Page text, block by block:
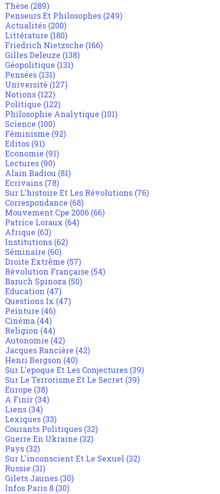
Thèse (289)
Penseurs Et Philosophes (249)
Actualités (200)
Littérature (180)
Friedrich Nietzsche (166)
Gilles Deleuze (138)
Géopolitique (131)
Pensées (131)
Université (127)
Notions (122)
Politique (122)
Philosophie Analytique (101)
Science (100)
Féminisme (92)
Editos (91)
Economie (91)
Lectures (90)
Alain Badiou (81)
Ecrivains (78)
Sur L'histoire Et Les Révolutions (76)
Correspondance (68)
Mouvement Cpe 2006 (66)
Patrice Loraux (64)
Afrique (63)
Institutions (62)
Séminaire (60)
Droite Extrême (57)
Révolution Française (54)
Baruch Spinoza (50)
Education (47)
Questions Ix (47)
Peinture (46)
Cinéma (44)
Religion (44)
Autonomie (42)
Jacques Rancière (42)
Henri Bergson (40)
Sur L'epoque Et Les Conjectures (39)
Sur Le Terrorisme Et Le Secret (39)
Europe (38)
A Finir (34)
Liens (34)
Lexiques (33)
Courants Politiques (32)
Guerre En Ukraine (32)
Pays (32)
Sur L'inconscient Et Le Sexuel (32)
Russie (31)
Gilets Jaunes (30)
Infos Paris 8 (30)